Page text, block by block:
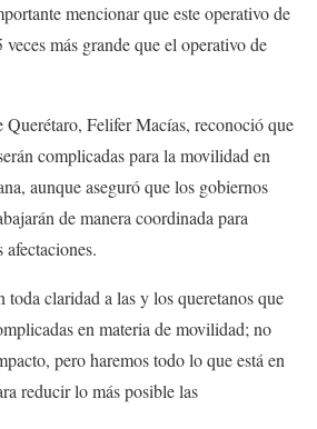
mencionar que este operativo de
más grande que el operativo de
Felifer Macías, reconoció que
complicadas para la movilidad en
aunque aseguró que los gobiernos
de manera coordinada para
toda claridad a las y los queretanos que
en materia de movilidad; no
pero haremos todo lo que está en
reducir lo más posible las